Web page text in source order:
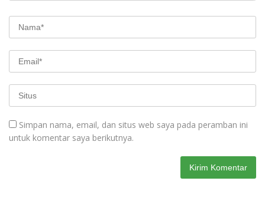
Simpan nama, email, dan situs web saya pada peramban ini
untuk komentar saya berikutnya.